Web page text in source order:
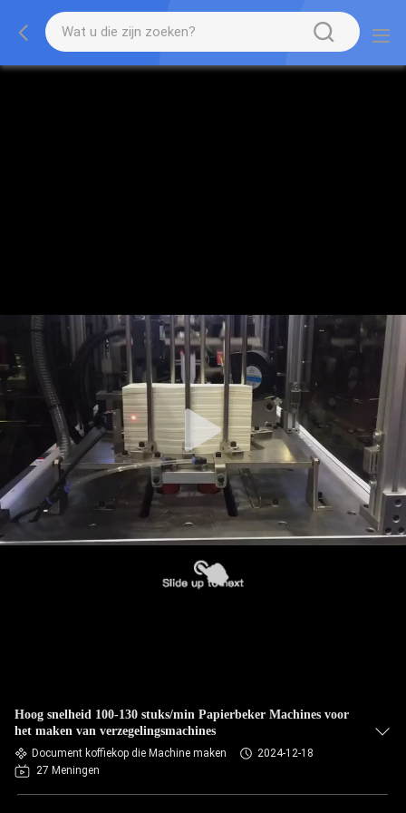
Hoog snelheid 100-130 stuks/min Papierbeker Machines voor
het maken van verzegelingsmachines
Document koffiekop die Machine maken
2024-12-18
27 Meningen